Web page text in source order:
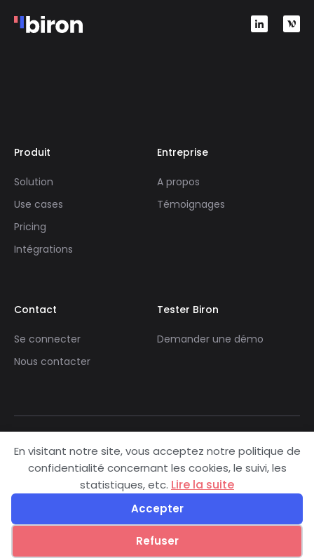
En visitant notre site, vous acceptez notre politique de
confidentialité concernant les cookies, le suivi, les
statistiques, etc. Lire la suite
Accepter
Refuser
Produit
Solution
Use cases
Pricing
Intégrations
Entreprise
A propos
Témoignages
Contact
Se connecter
Nous contacter
Tester Biron
Demander une démo
© 2024 Biron. All Right Reserved.
Conditions générales d’utilisation